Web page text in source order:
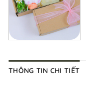
THÔNG TIN CHI TIẾT